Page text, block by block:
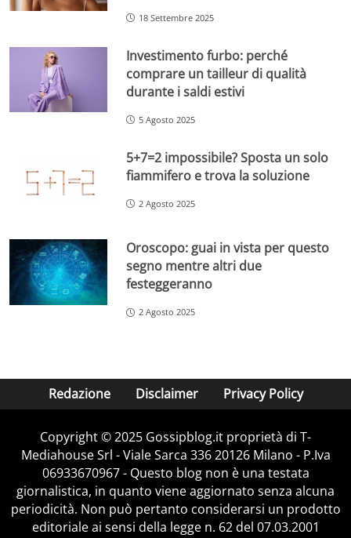
18 Settembre 2025
Investimento furbo: perché
comprare un tailleur di qualità
durante i saldi estivi
5 Agosto 2025
5+7=2 impossibile? Sposta un solo
fiammifero e trova la soluzione
2 Agosto 2025
Oroscopo: guai in vista per questo
segno mentre altri due
festeggeranno
2 Agosto 2025
Redazione Disclaimer Privacy Policy
Copyright © 2025 Gossipblog.it proprietà di T-
Mediahouse Srl - Viale Sarca 336 20126 Milano - P.Iva
06933670967 - Questo blog non è una testata
giornalistica, in quanto viene aggiornato senza alcuna
periodicità. Non può pertanto considerarsi un prodotto
editoriale ai sensi della legge n. 62 del 07.03.2001